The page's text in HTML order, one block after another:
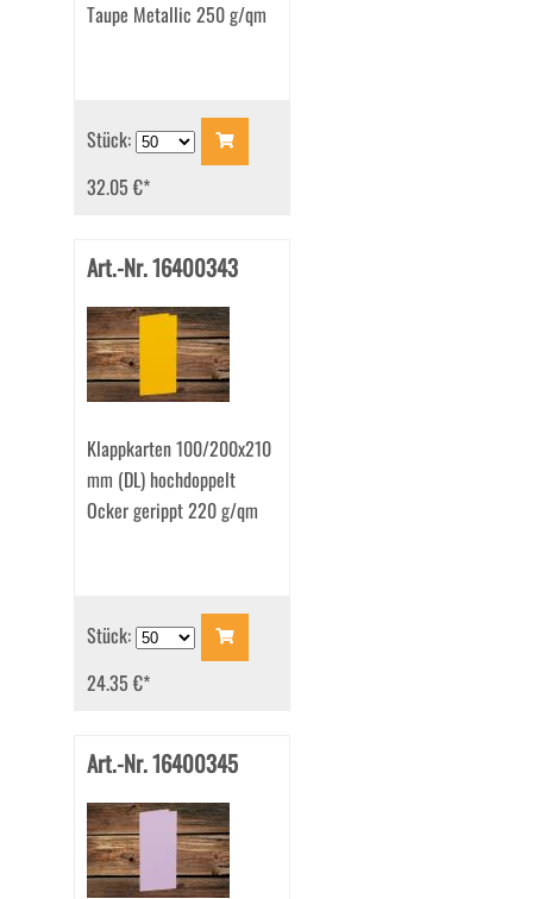
Taupe Metallic 250 g/qm
Stück:
32.05 €*
Art.-Nr. 16400343
Klappkarten 100/200x210
mm (DL) hochdoppelt
Ocker gerippt 220 g/qm
Stück:
24.35 €*
Art.-Nr. 16400345